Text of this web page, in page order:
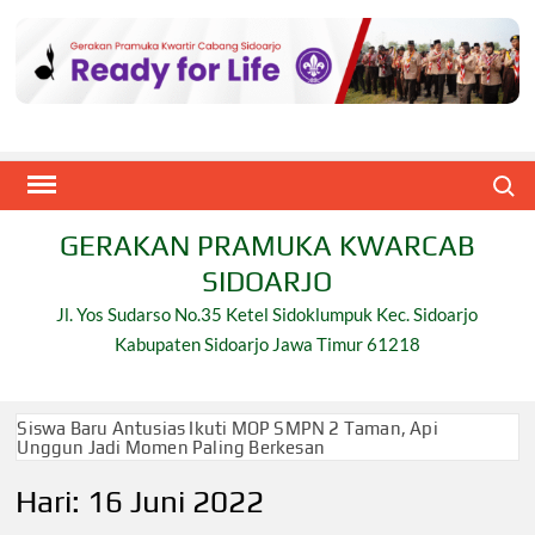
content
GERAKAN PRAMUKA KWARCAB
SIDOARJO
Jl. Yos Sudarso No.35 Ketel Sidoklumpuk Kec. Sidoarjo
Kabupaten Sidoarjo Jawa Timur 61218
Siswa Baru Antusias Ikuti MOP SMPN 2 Taman, Api
Unggun Jadi Momen Paling Berkesan
Berjalan 2 Kilometer hingga Taklukkan Beragam Ujian,
Hari: 16 Juni 2022